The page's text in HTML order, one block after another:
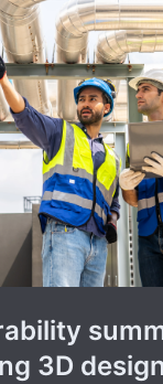
3D